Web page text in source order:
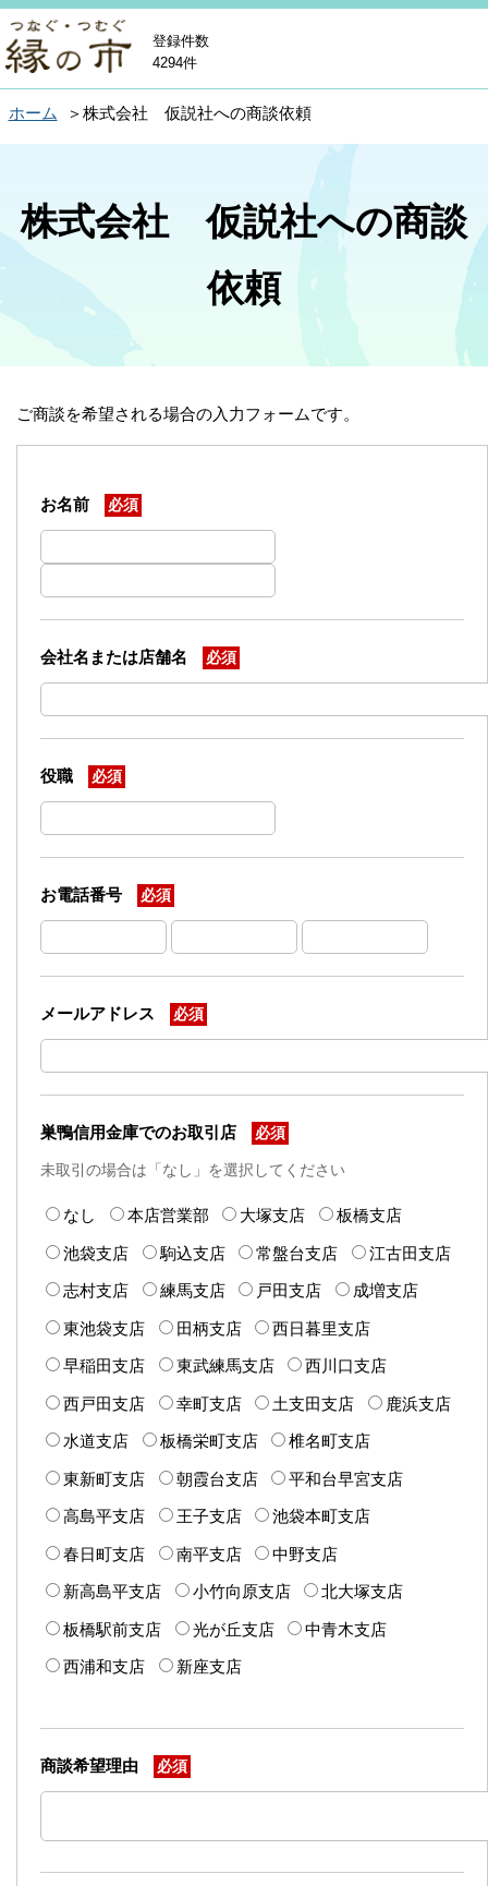
登録件数
4294件
ホーム 株式会社 仮説社への商談依頼
株式会社 仮説社への商談
依頼
ご商談を希望される場合の入力フォームです。
お名前 必須
会社名または店舗名 必須
役職 必須
お電話番号 必須
メールアドレス 必須
巣鴨信用金庫でのお取引店 必須
未取引の場合は「なし」を選択してください
なし 本店営業部 大塚支店 板橋支店
池袋支店 駒込支店 常盤台支店 江古田支店
志村支店 練馬支店 戸田支店 成増支店
東池袋支店 田柄支店 西日暮里支店
早稲田支店 東武練馬支店 西川口支店
西戸田支店 幸町支店 土支田支店 鹿浜支店
水道支店 板橋栄町支店 椎名町支店
東新町支店 朝霞台支店 平和台早宮支店
高島平支店 王子支店 池袋本町支店
春日町支店 南平支店 中野支店
新高島平支店 小竹向原支店 北大塚支店
板橋駅前支店 光が丘支店 中青木支店
西浦和支店 新座支店
商談希望理由 必須